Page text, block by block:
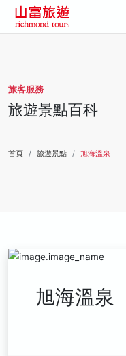
旅客服務
旅遊景點百科
首頁 旅遊景點 旭海溫泉
旭海溫泉